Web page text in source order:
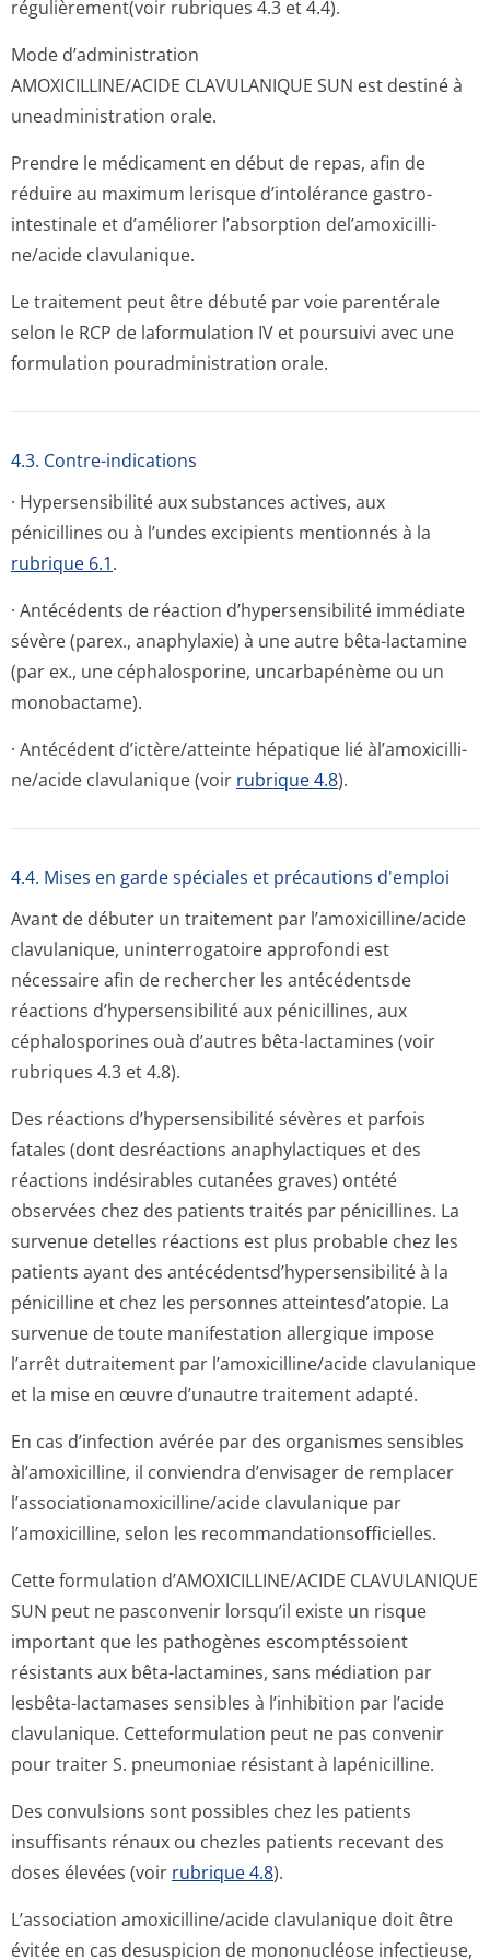
régulièrement(voir rubriques 4.3 et 4.4).
Mode d’administration
AMOXICILLINE/ACIDE CLAVULANIQUE SUN est destiné à
uneadministra­tion orale.
Prendre le médicament en début de repas, afin de
réduire au maximum lerisque d’intolérance gastro-
intestinale et d’améliorer l’absorption del’amoxicilli­
ne/acide clavulanique.
Le traitement peut être débuté par voie parentérale
selon le RCP de laformulation IV et poursuivi avec une
formulation pouradministra­tion orale.
4.3. Contre-indications
· Hypersensibilité aux substances actives, aux
pénicillines ou à l’undes excipients mentionnés à la
rubrique 6.1.
· Antécédents de réaction d’hypersensibilité immédiate
sévère (parex., anaphylaxie) à une autre bêta-lactamine
(par ex., une céphalosporine, uncarbapénème ou un
monobactame).
· Antécédent d’ictère/atteinte hépatique lié àl’amoxicilli­
ne/acide clavulanique (voir rubrique 4.8).
4.4. Mises en garde spéciales et précautions d'emploi
Avant de débuter un traitement par l’amoxicilline/a­cide
clavulanique, uninterrogatoire approfondi est
nécessaire afin de rechercher les antécédentsde
réactions d’hypersensibilité aux pénicillines, aux
céphalosporines ouà d’autres bêta-lactamines (voir
rubriques 4.3 et 4.8).
Des réactions d’hypersensibilité sévères et parfois
fatales (dont desréactions anaphylactiques et des
réactions indésirables cutanées graves) ontété
observées chez des patients traités par pénicillines. La
survenue detelles réactions est plus probable chez les
patients ayant des antécédentsd’hy­persensibilité à la
pénicilline et chez les personnes atteintesd’atopie. La
survenue de toute manifestation allergique impose
l’arrêt dutraitement par l’amoxicilline/a­cide clavulanique
et la mise en œuvre d’unautre traitement adapté.
En cas d’infection avérée par des organismes sensibles
àl’amoxicilline, il conviendra d’envisager de remplacer
l’associationa­moxicilline/a­cide clavulanique par
l’amoxicilline, selon les recommandation­sofficielles.
Cette formulation d’AMOXICILLINE/A­CIDE CLAVULANIQUE
SUN peut ne pasconvenir lorsqu’il existe un risque
important que les pathogènes escomptéssoient
résistants aux bêta-lactamines, sans médiation par
lesbêta-lactamases sensibles à l’inhibition par l’acide
clavulanique. Cetteformulation peut ne pas convenir
pour traiter S. pneumoniae résistant à lapénicilline.
Des convulsions sont possibles chez les patients
insuffisants rénaux ou chezles patients recevant des
doses élevées (voir rubrique 4.8).
L’association amoxicilline/acide clavulanique doit être
évitée en cas desuspicion de mononucléose infectieuse,